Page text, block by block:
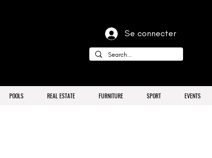
Se connecter
POOLS REAL ESTATE FURNITURE SPORT EVENTS